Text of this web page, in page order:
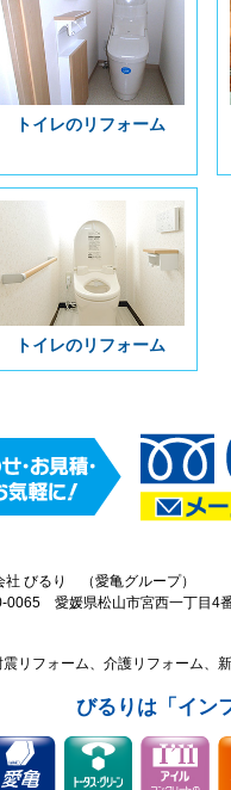
トイレのリフォーム
トイレのリフォーム
社 びるり （愛亀グループ）
0065 愛媛県松山市宮西一丁
震リフォーム、介護リフォーム
びるりは「イン